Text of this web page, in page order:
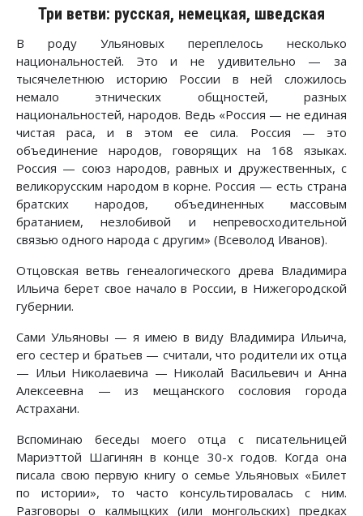
Три ветви: русская, немецкая, шведская
В роду Ульяновых переплелось несколько
национальностей. Это и не удивительно — за
тысячелетнюю историю России в ней сложилось
немало этнических общностей, разных
национальностей, народов. Ведь «Россия — не единая
чистая раса, и в этом ее сила. Россия — это
объединение народов, говорящих на 168 языках.
Россия — союз народов, равных и дружественных, с
великорусским народом в корне. Россия — есть страна
братских народов, объединенных массовым
братанием, незлобивой и непревосходительной
связью одного народа с другим» (Всеволод Иванов).
Отцовская ветвь генеалогического древа Владимира
Ильича берет свое начало в России, в Нижегородской
губернии.
Сами Ульяновы — я имею в виду Владимира Ильича,
его сестер и братьев — считали, что родители их отца
— Ильи Николаевича — Николай Васильевич и Анна
Алексеевна — из мещанского сословия города
Астрахани.
Вспоминаю беседы моего отца с писательницей
Мариэттой Шагинян в конце 30-х годов. Когда она
писала свою первую книгу о семье Ульяновых «Билет
по истории», то часто консультировалась с ним.
Разговоры о калмыцких (или монгольских) предках